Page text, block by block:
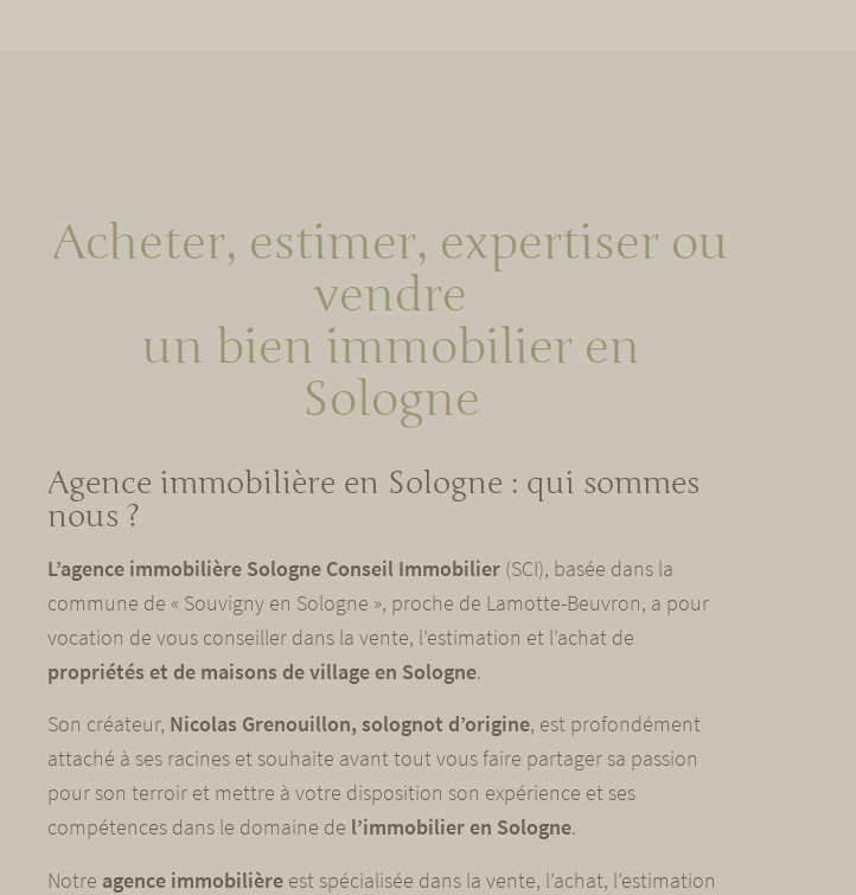
Acheter, estimer, expertiser ou
vendre
un bien immobilier en
Sologne
Agence immobilière en Sologne : qui sommes
nous ?
L’agence immobilière Sologne Conseil Immobilier (SCI), basée dans la
commune de « Souvigny en Sologne », proche de Lamotte-Beuvron, a pour
vocation de vous conseiller dans la vente, l’estimation et l’achat de
propriétés et de maisons de village en Sologne.
Son créateur, Nicolas Grenouillon, solognot d’origine, est profondément
attaché à ses racines et souhaite avant tout vous faire partager sa passion
pour son terroir et mettre à votre disposition son expérience et ses
compétences dans le domaine de l’immobilier en Sologne.
Notre agence immobilière est spécialisée dans la vente, l’achat, l’estimation